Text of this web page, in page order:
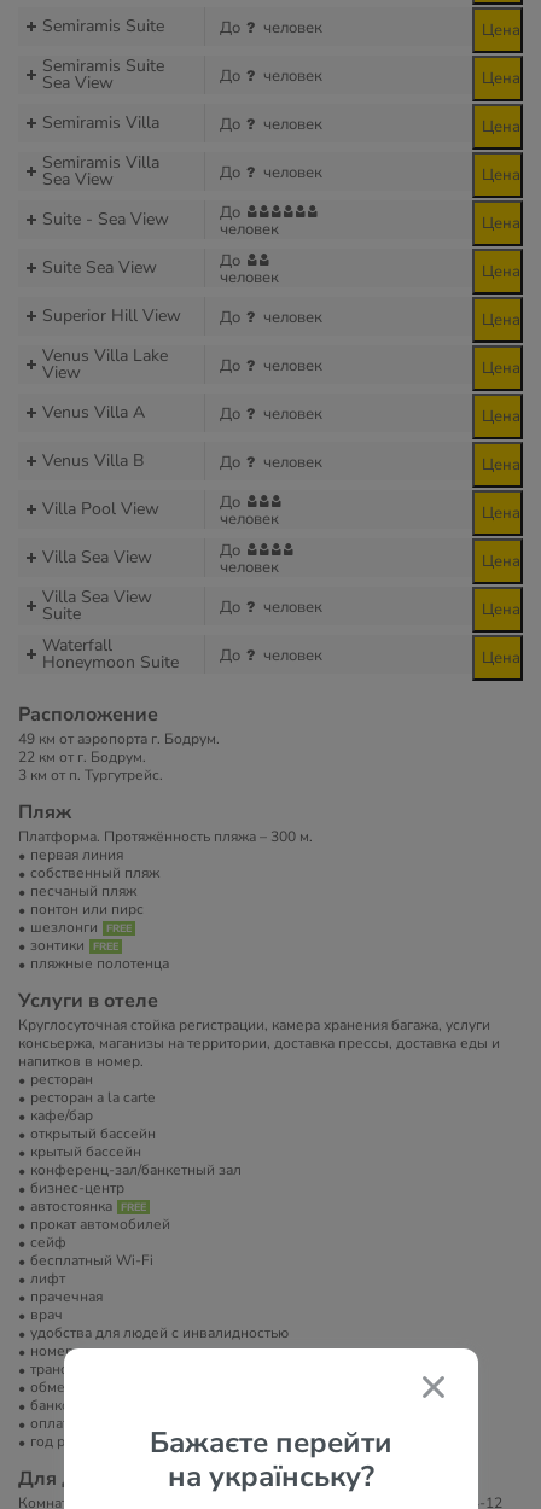
Бажаєте перейти
на українську?
Semiramis Suite До человек Цена
Semiramis Suite
Sea View До человек Цена
Semiramis Villa До человек Цена
Semiramis Villa
Sea View До человек Цена
Suite - Sea View До
человек Цена
Suite Sea View До
человек Цена
Superior Hill View До человек Цена
Venus Villa Lake
View До человек Цена
Venus Villa А До человек Цена
Venus Villa В До человек Цена
Villa Pool View До
человек Цена
Villa Sea View До
человек Цена
Villa Sea View
Suite До человек Цена
Waterfall
Honeymoon Suite До человек Цена
Расположение
49 км от аэропорта г. Бодрум.
22 км от г. Бодрум.
3 км от п. Тургутрейс.
Пляж
Платформа. Протяжённость пляжа – 300 м.
первая линия
собственный пляж
песчаный пляж
понтон или пирс
шезлонги
зонтики
пляжные полотенца
Услуги в отеле
Круглосуточная стойка регистрации, камера хранения багажа, услуги
консьержа, маганизы на территории, доставка прессы, доставка еды и
напитков в номер.
ресторан
ресторан a la carte
кафе/бар
открытый бассейн
крытый бассейн
конференц-зал/банкетный зал
бизнес-центр
автостоянка
прокат автомобилей
сейф
бесплатный Wi-Fi
лифт
прачечная
врач
удобства для людей с инвалидностью
номера для некурящих
трансфер в/из аэропорта
обмен валют
банкомат
оплата платежными картами
год реновации: 2019
Для детей
Комната для игр (от 12 лет и старше, платно). Мини-клуб (возраст 4-12